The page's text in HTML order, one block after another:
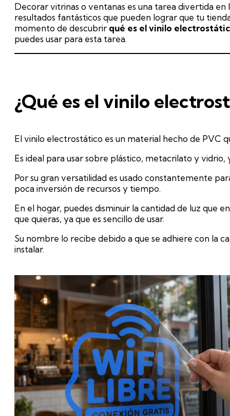
Decorar vitrinas o ventanas es una tarea divertida
resultados fantásticos que pueden lograr que tu
momento de descubrir qué es el vinilo
puedes usar para esta tarea.
¿Qué es el vinilo
El vinilo electrostático es un material hecho de PVC
Es ideal para usar sobre plástico, metacrilato y
Por su gran versatilidad es usado constantemente
poca inversión de recursos y tiempo.
En el hogar, puedes disminuir la cantidad de luz que
que quieras, ya que es sencillo de usar.
Su nombre lo recibe debido a que se adhiere con la
instalar.